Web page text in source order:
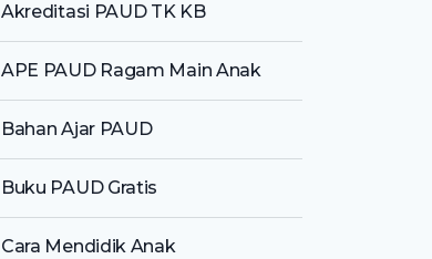
Akreditasi PAUD TK KB
APE PAUD Ragam Main Anak
Bahan Ajar PAUD
Buku PAUD Gratis
Cara Mendidik Anak